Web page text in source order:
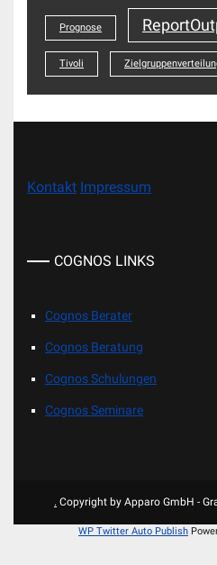
Prognose
Tivoli
Kontakt Impressum
COGNOS LINKS
Cognos Berater
Cognos Beratung
Cognos Schulungen
Cognos Seminare
. Copyright by Apparo GmbH -
WP Twitter Auto Publish